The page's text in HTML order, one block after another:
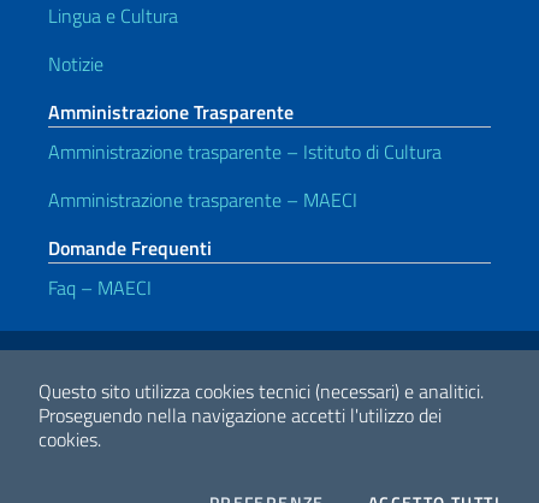
Questo sito utilizza cookies tecnici (necessari) e analitici.
Proseguendo nella navigazione accetti l'utilizzo dei
cookies.
Lingua e Cultura
Notizie
Amministrazione Trasparente
Amministrazione trasparente – Istituto di Cultura
Amministrazione trasparente – MAECI
Domande Frequenti
Faq – MAECI
Link Utili